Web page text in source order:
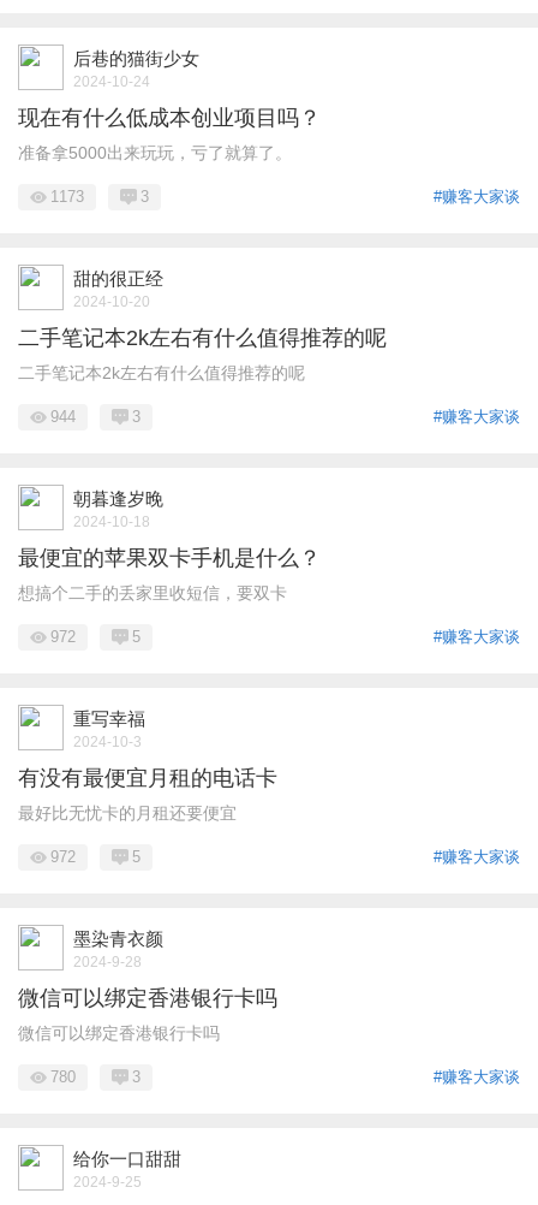
后巷的猫街少女
2024-10-24
现在有什么低成本创业项目吗？
准备拿5000出来玩玩，亏了就算了。
#赚客大家谈
1173 3
甜的很正经
2024-10-20
二手笔记本2k左右有什么值得推荐的呢
二手笔记本2k左右有什么值得推荐的呢
#赚客大家谈
944 3
朝暮逢岁晚
2024-10-18
最便宜的苹果双卡手机是什么？
想搞个二手的丢家里收短信，要双卡
#赚客大家谈
972 5
重写幸福
2024-10-3
有没有最便宜月租的电话卡
最好比无忧卡的月租还要便宜
#赚客大家谈
972 5
墨染青衣颜
2024-9-28
微信可以绑定香港银行卡吗
微信可以绑定香港银行卡吗
#赚客大家谈
780 3
给你一口甜甜
2024-9-25